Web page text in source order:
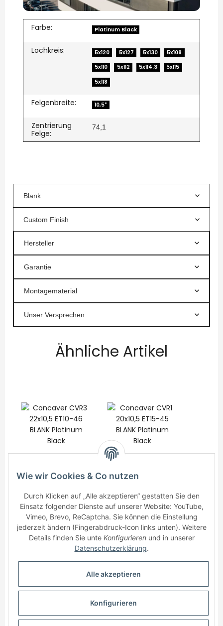
Farbe: Platinum Black
Lochkreis: 5x120 5x127 5x130
5x108
5x110
5x112 5x114.3
5x115
5x118
Felgenbreite: 10,5"
Zentrierung
Felge:
74,1
Blank
Custom Finish
Hersteller
Garantie
Montagematerial
Unser Versprechen
Ähnliche Artikel
22x10,5 ET10-46
Black
20x10,5 ET15-45
Black
Wie wir Cookies & Co nutzen
Durch Klicken auf „Alle akzeptieren“ gestatten Sie den
Einsatz folgender Dienste auf unserer Website: YouTube,
Vimeo, Brevo, ReCaptcha. Sie können die Einstellung
jederzeit ändern (Fingerabdruck-Icon links unten). Weitere
Details finden Sie unte Konfigurierenund in unserer
Datenschutzerklärung.
Alle akzeptieren
Konfigurieren